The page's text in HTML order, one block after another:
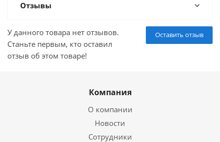
Отзывы
Оставить отзыв
У данного товара нет отзывов.
Станьте первым, кто оставил
отзыв об этом товаре!
Компания
О компании
Новости
Сотрудники